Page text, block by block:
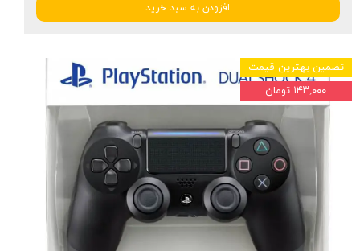
افزودن به سبد خرید
تضمین بهترین قیمت
۱۴۳,۰۰۰ تومان